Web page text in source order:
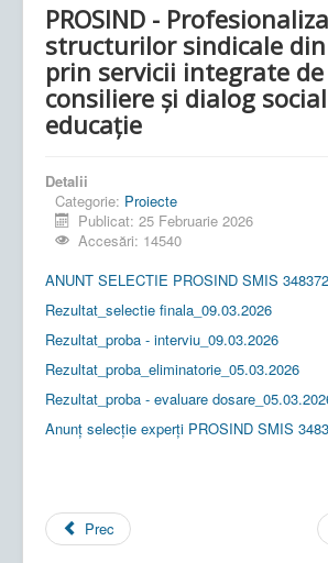
PROSIND -
structurilor sindicale
prin servicii integrate
consiliere și dialog
educație
Detalii
Categorie: Proiecte
Publicat: 25 Februarie 2026
Accesări: 14540
ANUNT SELECTIE PROSIND SMIS 348372
Rezultat_selectie finala_09.03.2026
Rezultat_proba - interviu_09.03.2026
Rezultat_proba_eliminatorie_05.03.2026
Rezultat_proba - evaluare
Anunț selecție experți PROSIND SMIS
Prec